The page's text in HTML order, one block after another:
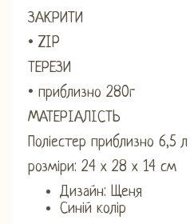
ЗАКРИТИ
• ZIP
ТЕРЕЗИ
• приблизно 280г
МАТЕРІАЛІСТЬ
Поліестер приблизно 6,5 л
розміри: 24 х 28 х 14 см
Дизайн: Щеня
Синій колір